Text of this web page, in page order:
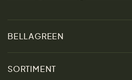
BELLAGREEN
Über uns
SORTIMENT